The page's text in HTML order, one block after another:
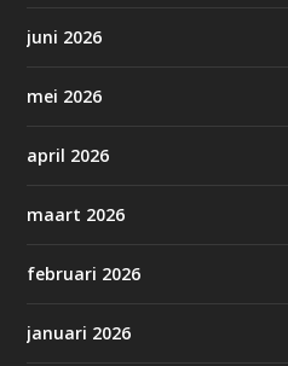
juni 2026
mei 2026
april 2026
maart 2026
februari 2026
januari 2026